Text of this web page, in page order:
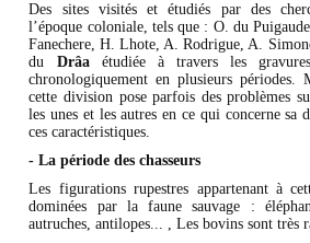
Des sites visités et étudiés par des
l’époque coloniale, tels que : O. du
Fanechere, H. Lhote, A. Rodrigue, A.
du Drâaétudiée à travers les
chronologiquement en plusieurs périodes.
cette division pose parfois des problèmes
les unes et les autres en ce qui concerne sa
ces caractéristiques.
- La période des chasseurs
Les figurations rupestres appartenant à
dominées par la faune sauvage :
autruches, antilopes... , Les bovins sont très